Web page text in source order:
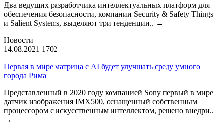
Два ведущих разработчика интеллектуальных платформ для
обеспечения безопасности, компании Security & Safety Things
и Salient Systems, выделяют три тенденции.. →
Новости
14.08.2021 1702
Первая в мире матрица с AI будет улучшать среду умного
города Рима
Представленный в 2020 году компанией Sony первый в мире
датчик изображения IMX500, оснащенный собственным
процессором с искусственным интеллектом, решено внедри..
→